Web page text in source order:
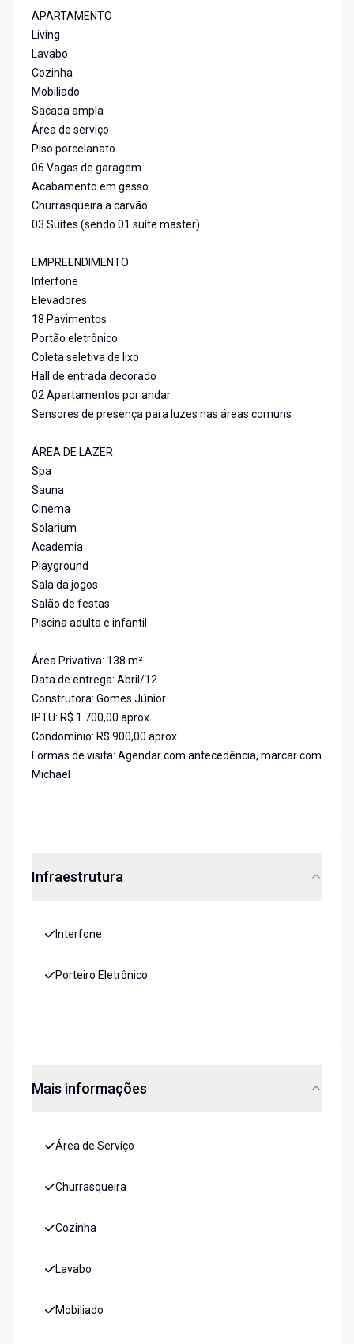
APARTAMENTO
Living
Lavabo
Cozinha
Mobiliado
Sacada ampla
Área de serviço
Piso porcelanato
06 Vagas de garagem
Acabamento em gesso
Churrasqueira a carvão
03 Suítes (sendo 01 suíte master)
EMPREENDIMENTO
Interfone
Elevadores
18 Pavimentos
Portão eletrônico
Coleta seletiva de lixo
Hall de entrada decorado
02 Apartamentos por andar
Sensores de presença para luzes nas áreas comuns
ÁREA DE LAZER
Spa
Sauna
Cinema
Solarium
Academia
Playground
Sala da jogos
Salão de festas
Piscina adulta e infantil
Área Privativa: 138 m²
Data de entrega: Abril/12
Construtora: Gomes Júnior
IPTU: R$ 1.700,00 aprox.
Condomínio: R$ 900,00 aprox.
Formas de visita: Agendar com antecedência, marcar com
Michael
Infraestrutura
Interfone
Porteiro Eletrônico
Mais informações
Área de Serviço
Churrasqueira
Cozinha
Lavabo
Mobiliado